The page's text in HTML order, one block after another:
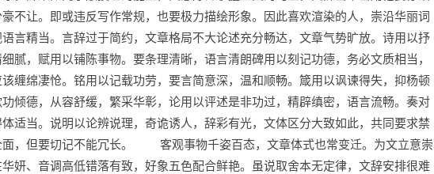
不让。即或违反写作常规，也要极力描绘形象。因此喜欢渲染的人，崇沿华丽词
言精当。言辞过于简约，文章格局不大论述充分畅达，文章气势旷放。诗用以抒
腻，赋用以铺陈事物。要条理清晰，语言清朗碑用以刻记功德，务必文质相当，
缠绵凄怆。铭用以记载功劳，要言简意深，温和顺畅。箴用以讽谏得失，抑杨顿
倾德，从容舒缓，繁采华彰，论用以评述是非功过，精辟缜密，语言流畅。奏对
体适当。说明以论辨说理，奇诡诱人，辞彩有光，文体区分大致如此，共同要求禁
面，但要切记不能冗长。 客观事物千姿百态，文章体式也常变迁。为文立意崇
妍、音调高低错落有致，好象五色配合鲜艳。虽说取舍本无定律，文辞安排很难